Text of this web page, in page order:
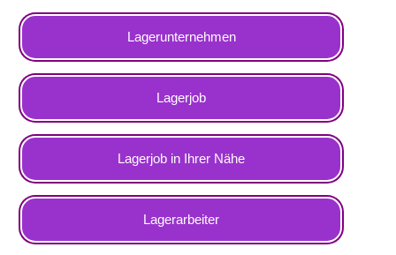
Lagerunternehmen
Lagerjob
Lagerjob in Ihrer Nähe
Lagerarbeiter